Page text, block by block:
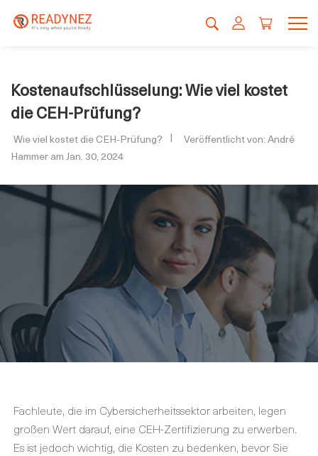
Kostenaufschlüsselung: Wie viel kostet
die CEH-Prüfung?
Wie viel kostet die CEH-Prüfung?
Veröffentlicht von: André
Hammer am Jan. 30, 2024
Fachleute, die im Cybersicherheitssektor arbeiten, legen
großen Wert darauf, eine CEH-Zertifizierung zu erwerben.
Es ist jedoch wichtig, die Kosten zu bedenken, bevor Sie